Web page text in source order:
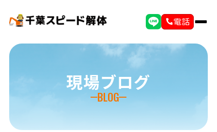
電話
現場ブログ
BLOG